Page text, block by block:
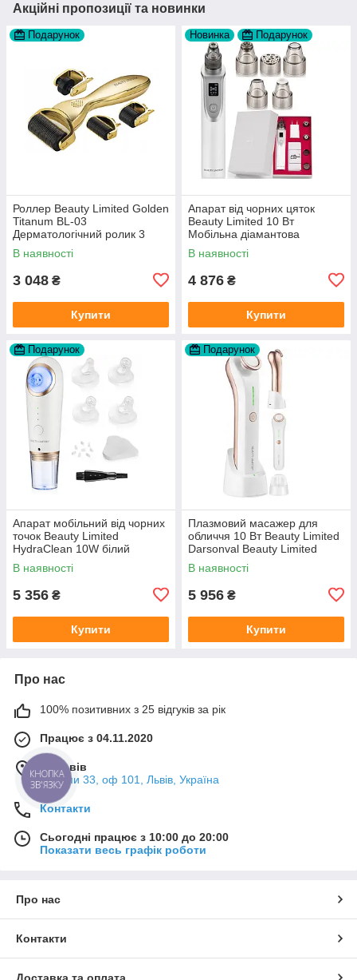
Акційні пропозиції та новинки
Подарунок
Роллер Beauty Limited Golden
Titanum BL-03
Дерматологічний ролик 3
голчастих ролика
В наявності
3 048 ₴
Купити
Новинка Подарунок
Апарат від чорних цяток
Beauty Limited 10 Вт
Мобільна діамантова
мікродермабразія Beauty
Limited
В наявності
4 876 ₴
Купити
Подарунок
Апарат мобільний від чорних
точок Beauty Limited
HydraClean 10W білий
Гідробразія
В наявності
5 356 ₴
Купити
Подарунок
Плазмовий масажер для
обличчя 10 Вт Beauty Limited
Darsonval Beauty Limited
Plasma
В наявності
5 956 ₴
Купити
Про нас
100% позитивних з 25 відгуків за рік
Працює з 04.11.2020
м. Львів
Мазепи 33, оф 101, Львів, Україна
Контакти
Сьогодні працює з 10:00 до 20:00
Показати весь графік роботи
Про нас
Контакти
Доставка та оплата
КНОПКА
ЗВ'ЯЗКУ